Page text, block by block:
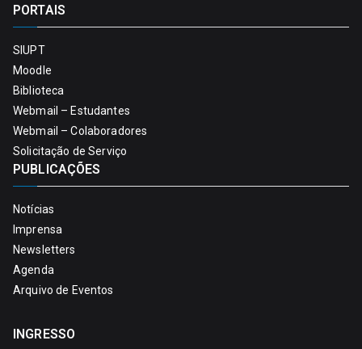
PORTAIS
SIUPT
Moodle
Biblioteca
Webmail – Estudantes
Webmail – Colaboradores
Solicitação de Serviço
PUBLICAÇÕES
Notícias
Imprensa
Newsletters
Agenda
Arquivo de Eventos
INGRESSO